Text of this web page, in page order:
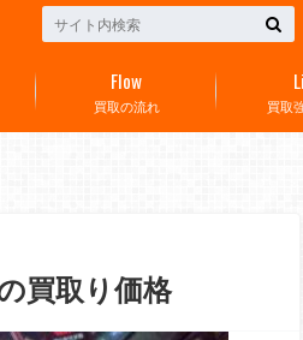
買取の流れ
Flow
買取
買取り価格